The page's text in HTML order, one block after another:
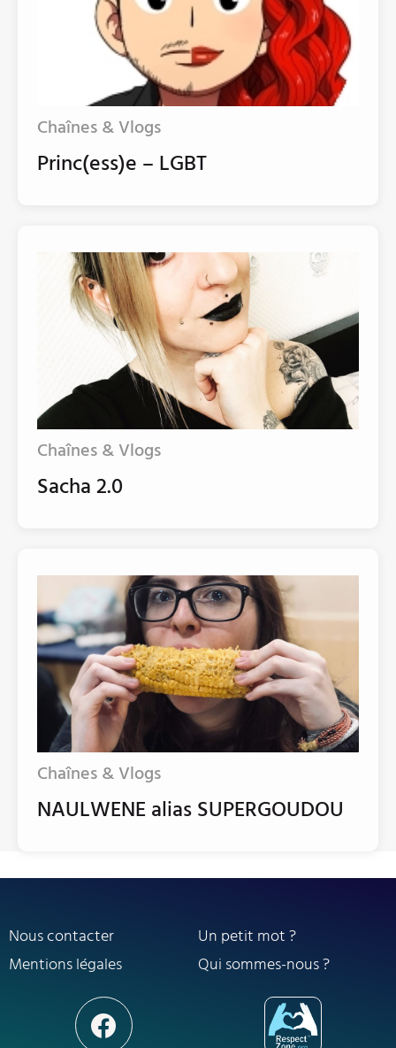
Chaînes & Vlogs
Princ(ess)e – LGBT
Chaînes & Vlogs
Sacha 2.0
Chaînes & Vlogs
NAULWENE alias SUPERGOUDOU
Nous contacter
Un petit mot ?
Mentions légales
Qui sommes-nous ?